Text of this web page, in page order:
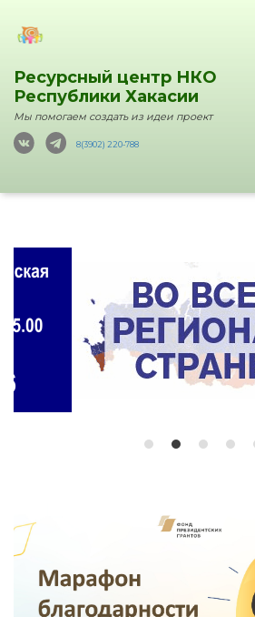
Ресурсный центр НКО
Республики Хакасии
Мы помогаем создать из идеи проект
8(3902) 220-788